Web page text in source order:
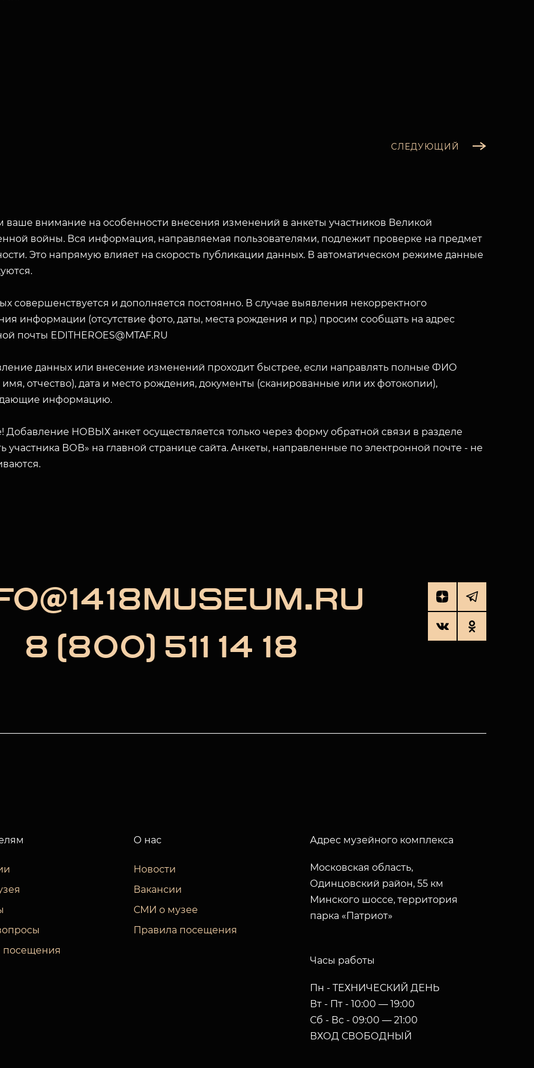
СЛЕДУЮЩИЙ
внимание на особенности внесения изменений в анкеты участников Великой
войны. Вся информация, направляемая пользователями, подлежит проверке на предмет
Это напрямую влияет на скорость публикации данных. В автоматическом режиме данные
совершенствуется и дополняется постоянно. В случае выявления некорректного
информации (отсутствие фото, даты, места рождения и пр.) просим сообщать на адрес
почты EDITHEROES@MTAF.RU
данных или внесение изменений проходит быстрее, если направлять полные ФИО
отчество), дата и место рождения, документы (сканированные или их фотокопии),
информацию.
Добавление НОВЫХ анкет осуществляется только через форму обратной связи в разделе
участника ВОВ» на главной странице сайта. Анкеты, направленные по электронной почте - не
8 (800) 511 14 18
посещения
О нас
Новости
Вакансии
СМИ о музее
Правила посещения
Адрес музейного комплекса
Московская область,
Одинцовский район, 55 км
Минского шоссе, территория
парка «Патриот»
Часы работы
Пн - ТЕХНИЧЕСКИЙ ДЕНЬ
Вт - Пт - 10:00 — 19:00
Сб - Вс - 09:00 — 21:00
ВХОД СВОБОДНЫЙ